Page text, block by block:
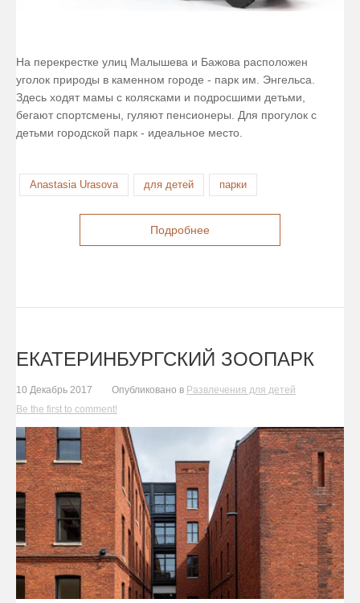
На перекрестке улиц Малышева и Бажова расположен
уголок природы в каменном городе - парк им. Энгельса.
Здесь ходят мамы с колясками и подросшими детьми,
бегают спортсмены, гуляют пенсионеры. Для прогулок с
детьми городской парк - идеальное место.
Anastasia Urasova для детей парки
Подробнее
ЕКАТЕРИНБУРГСКИЙ ЗООПАРК
10 Декабрь 2017 Опубликовано в Развлечения для детей
Be the first to comment!